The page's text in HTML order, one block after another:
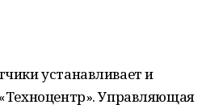
устанавливает и
Управляющая